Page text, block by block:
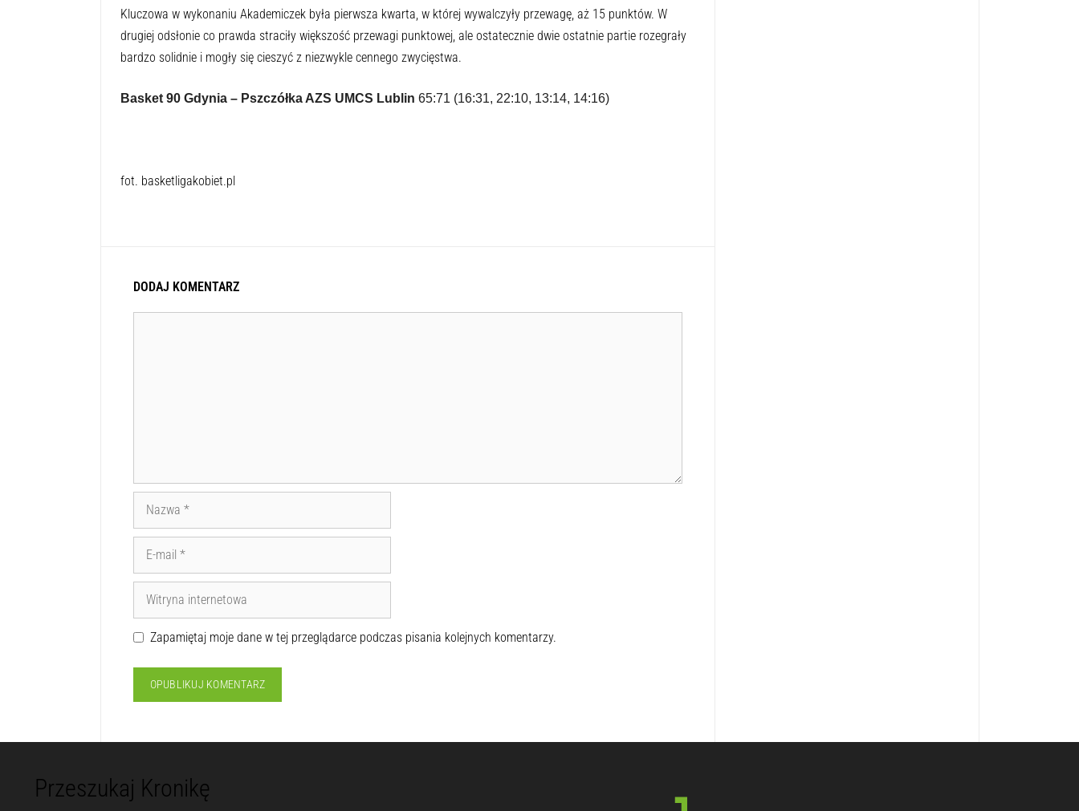
Kluczowa w wykonaniu Akademiczek była pierwsza kwarta, w której wywalczyły przewagę, aż 15 punktów. W
drugiej odsłonie co prawda straciły większość przewagi punktowej, ale ostatecznie dwie ostatnie partie rozegrały
bardzo solidnie i mogły się cieszyć z niezwykle cennego zwycięstwa.
Basket 90 Gdynia – Pszczółka AZS UMCS Lublin 65:71 (16:31, 22:10, 13:14, 14:16)
fot. basketligakobiet.pl
DODAJ KOMENTARZ
Zapamiętaj moje dane w tej przeglądarce podczas pisania kolejnych komentarzy.
Przeszukaj Kronikę